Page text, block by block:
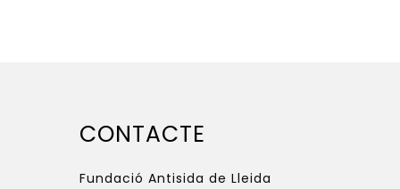
CONTACTE
Fundació Antisida de Lleida